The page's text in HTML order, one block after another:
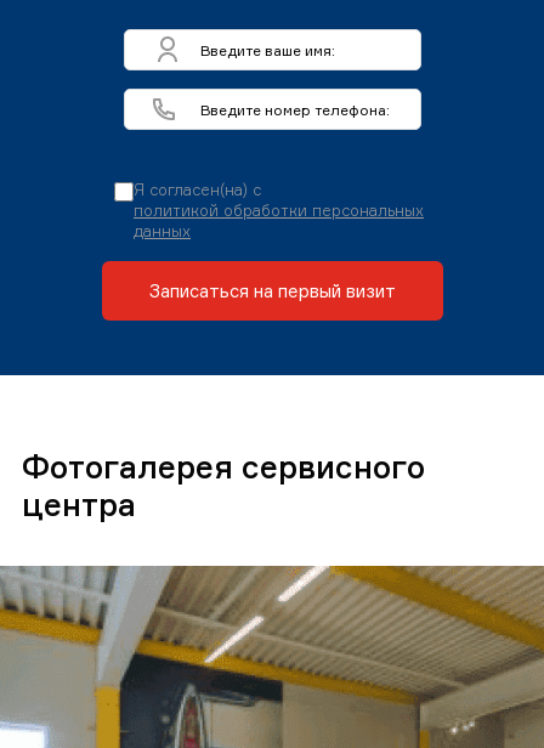
Я согласен(на) с
политикой обработки персональных
данных
Записаться на первый визит
Фотогалерея сервисного
центра